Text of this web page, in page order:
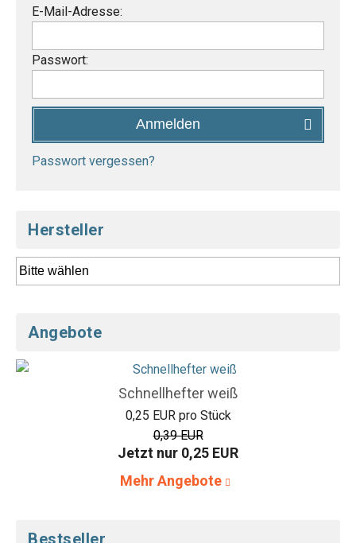
E-Mail-Adresse:
Passwort:
Anmelden
Passwort vergessen?
Hersteller
Angebote
Schnellhefter weiß
0,25 EUR pro Stück
0,39 EUR
Jetzt nur 0,25 EUR
Mehr Angebote
Bestseller